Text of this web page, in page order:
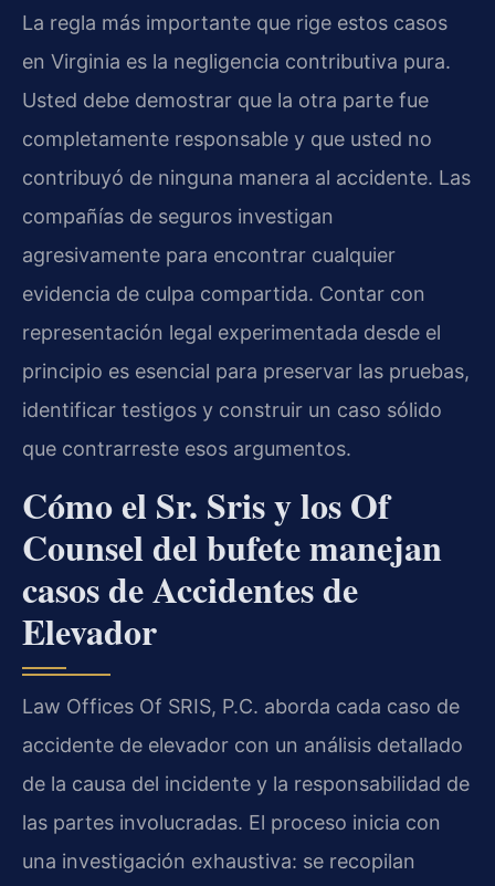
La regla más importante que rige estos casos
en Virginia es la negligencia contributiva pura.
Usted debe demostrar que la otra parte fue
completamente responsable y que usted no
contribuyó de ninguna manera al accidente. Las
compañías de seguros investigan
agresivamente para encontrar cualquier
evidencia de culpa compartida. Contar con
representación legal experimentada desde el
principio es esencial para preservar las pruebas,
identificar testigos y construir un caso sólido
que contrarreste esos argumentos.
Cómo el Sr. Sris y los Of
Counsel del bufete manejan
casos de Accidentes de
Elevador
Law Offices Of SRIS, P.C. aborda cada caso de
accidente de elevador con un análisis detallado
de la causa del incidente y la responsabilidad de
las partes involucradas. El proceso inicia con
una investigación exhaustiva: se recopilan